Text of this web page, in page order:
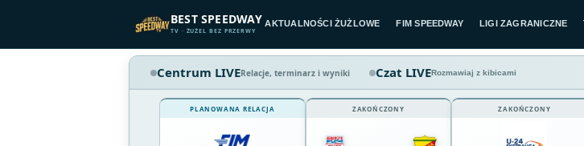
BEST SPEEDWAY
TV · ŻUŻEL BEZ PRZERWY
AKTUALNOŚCI ŻUŻLOWE FIM SPEEDWAY LIGI ZAGRANICZNE
Centrum LIVERelacje, terminarz i wyniki Czat LIVERozmawiaj z kibicami
PLANOWANA RELACJA ZAKOŃCZONY ZAKOŃCZONY